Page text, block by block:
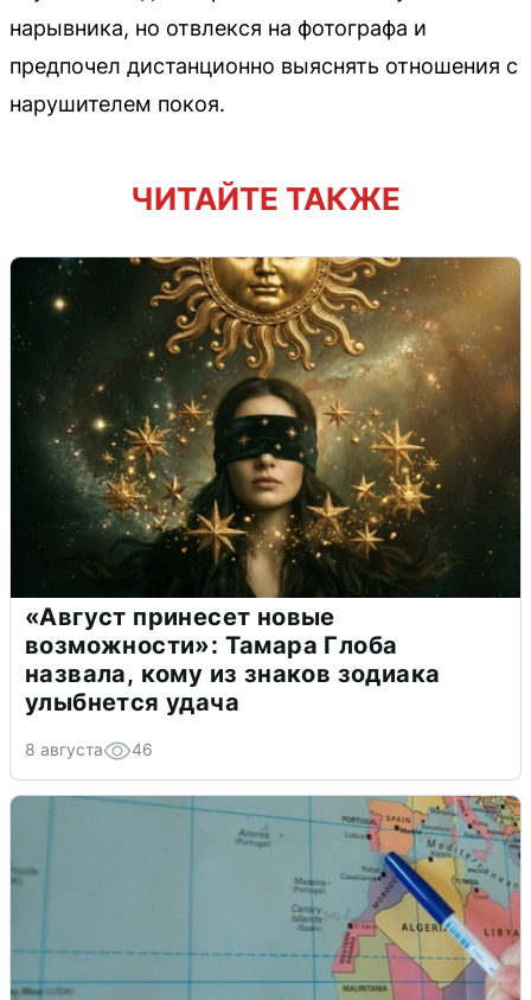
нарывника, но отвлекся на фотографа и
предпочел дистанционно выяснять отношения с
нарушителем покоя.
ЧИТАЙТЕ ТАКЖЕ
«Август принесет новые
возможности»: Тамара Глоба
назвала, кому из знаков зодиака
улыбнется удача
8 августа 46